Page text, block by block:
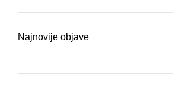
Najnovije objave